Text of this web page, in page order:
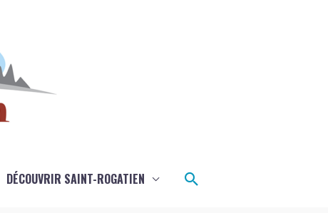
DÉCOUVRIR SAINT-ROGATIEN Rechercher